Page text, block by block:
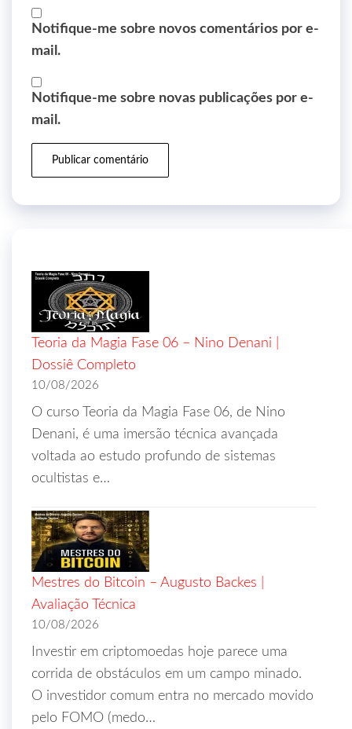
Notifique-me sobre novos comentários por e-
mail.
Notifique-me sobre novas publicações por e-
mail.
Teoria da Magia Fase 06 – Nino Denani |
Dossiê Completo
10/08/2026
O curso Teoria da Magia Fase 06, de Nino
Denani, é uma imersão técnica avançada
voltada ao estudo profundo de sistemas
ocultistas e…
Mestres do Bitcoin – Augusto Backes |
Avaliação Técnica
10/08/2026
Investir em criptomoedas hoje parece uma
corrida de obstáculos em um campo minado.
O investidor comum entra no mercado movido
pelo FOMO (medo…